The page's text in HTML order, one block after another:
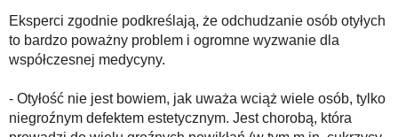
Eksperci zgodnie podkreślają, że odchudzanie osób otyłych
to bardzo poważny problem i ogromne wyzwanie dla
współczesnej medycyny.
- Otyłość nie jest bowiem, jak uważa wciąż wiele osób, tylko
niegroźnym defektem estetycznym. Jest chorobą, która